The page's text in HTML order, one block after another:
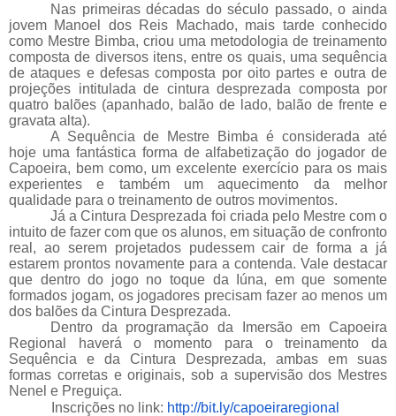
Nas primeiras décadas do século passado, o ainda
jovem Manoel dos Reis Machado, mais tarde conhecido
como Mestre Bimba, criou uma metodologia de treinamento
composta de diversos itens, entre os quais, uma sequência
de ataques e defesas composta por oito partes e outra de
projeções intitulada de cintura desprezada composta por
quatro balões (apanhado, balão de lado, balão de frente e
gravata alta).
A Sequência de Mestre Bimba é considerada até
hoje uma fantástica forma de alfabetização do jogador de
Capoeira, bem como, um excelente exercício para os mais
experientes e também um aquecimento da melhor
qualidade para o treinamento de outros movimentos.
Já a Cintura Desprezada foi criada pelo Mestre com o
intuito de fazer com que os alunos, em situação de confronto
real, ao serem projetados pudessem cair de forma a já
estarem prontos novamente para a contenda. Vale destacar
que dentro do jogo no toque da Iúna, em que somente
formados jogam, os jogadores precisam fazer ao menos um
dos balões da Cintura Desprezada.
Dentro da programação da Imersão em Capoeira
Regional haverá o momento para o treinamento da
Sequência e da Cintura Desprezada, ambas em suas
formas corretas e originais, sob a supervisão dos Mestres
Nenel e Preguiça.
Inscrições no link: http://bit.ly/capoeiraregional